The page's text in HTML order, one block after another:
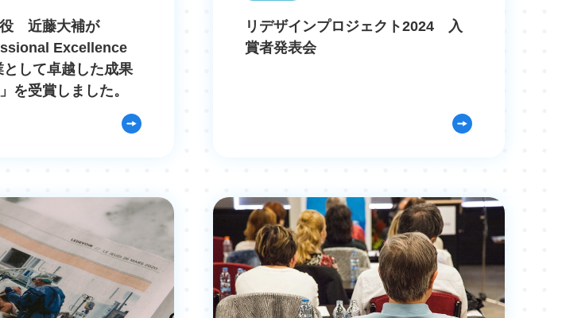
近藤大補が
Excellence
して卓越した成果
を受賞しました。
リデザインプロジェクト2024 入
賞者発表会